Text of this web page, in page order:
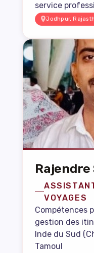
service
Jodhpur,
VOYAGES
Compétences
gestion des
Inde du Sud
Tamoul